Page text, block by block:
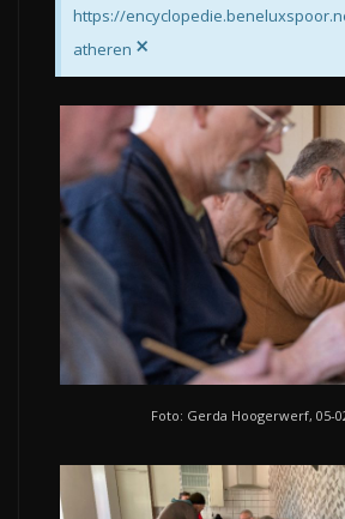
https://
atheren ×
Foto: Gerda Hoogerwerf, 05-